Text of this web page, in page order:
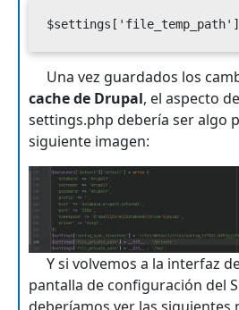
Una vez guardados los
cache de Drupal, el aspecto
settings.php debería ser algo
siguiente imagen:
Y si volvemos a la interfaz
pantalla de configuración del